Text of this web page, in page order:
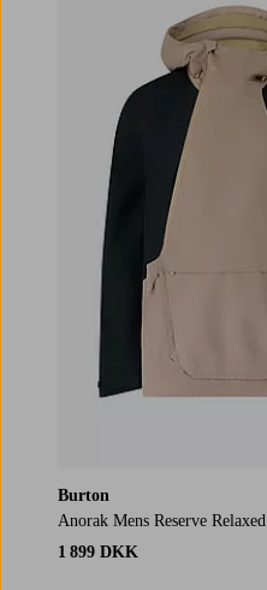
Burton
Anorak Mens Reserve Relaxed
1 899 DKK